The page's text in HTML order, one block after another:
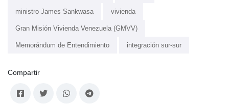
ministro James Sankwasa vivienda
Gran Misión Vivienda Venezuela (GMVV)
Memorándum de Entendimiento integración sur-sur
Compartir